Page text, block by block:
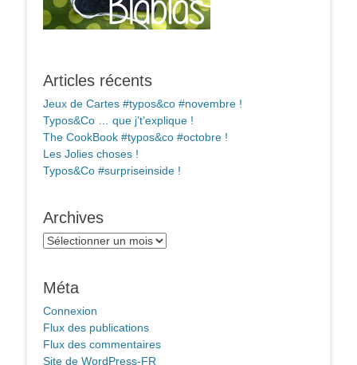
Articles récents
Jeux de Cartes #typos&co #novembre !
Typos&Co … que j’t’explique !
The CookBook #typos&co #octobre !
Les Jolies choses !
Typos&Co #surpriseinside !
Archives
Archives
Méta
Connexion
Flux des publications
Flux des commentaires
Site de WordPress-FR